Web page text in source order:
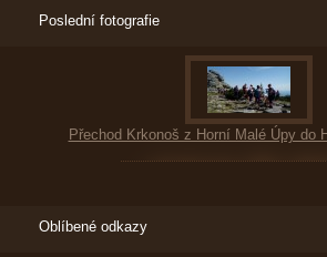
Poslední fotografie
Přechod Krkonoš z Horní Malé Úpy do
Oblíbené odkazy